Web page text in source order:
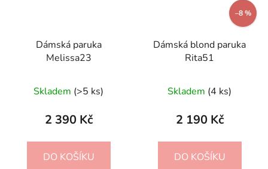
Dámská paruka
Melissa23
hodnocení
produktu
5,0
z
Skladem (>5 ks)
2 390 Kč
DO KOŠÍKU
–8 %
Dámská blond paruka
Rita51
Skladem (4 ks)
2 190 Kč
DO KOŠÍKU